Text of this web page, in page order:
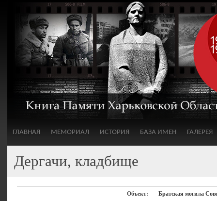
ГЛАВНАЯ МЕМОРИАЛ ИСТОРИЯ БАЗА ИМЕН ГАЛЕРЕЯ
Дергачи, кладбище
Объект:
Братская могила